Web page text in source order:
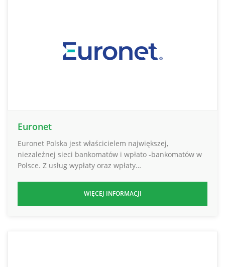
Euronet
Euronet Polska jest właścicielem największej,
niezależnej sieci bankomatów i wpłato -bankomatów w
Polsce. Z usług wypłaty oraz wpłaty…
WIĘCEJ INFORMACJI